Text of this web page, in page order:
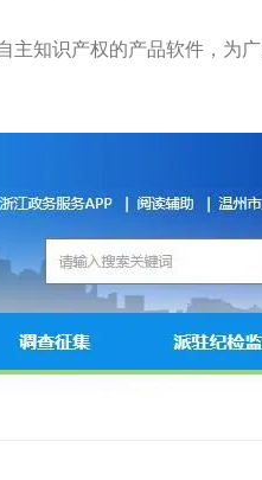
主知识产权的产品软件，为